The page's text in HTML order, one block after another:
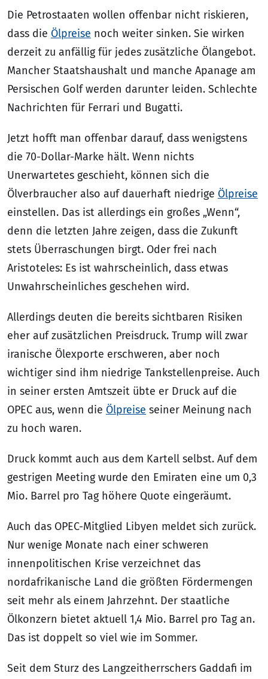
Die Petrostaaten wollen offenbar nicht riskieren,
dass die Ölpreise noch weiter sinken. Sie wirken
derzeit zu anfällig für jedes zusätzliche Ölangebot.
Mancher Staatshaushalt und manche Apanage am
Persischen Golf werden darunter leiden. Schlechte
Nachrichten für Ferrari und Bugatti.
Jetzt hofft man offenbar darauf, dass wenigstens
die 70-Dollar-Marke hält. Wenn nichts
Unerwartetes geschieht, können sich die
Ölverbraucher also auf dauerhaft niedrige Ölpreise
einstellen. Das ist allerdings ein großes „Wenn“,
denn die letzten Jahre zeigen, dass die Zukunft
stets Überraschungen birgt. Oder frei nach
Aristoteles: Es ist wahrscheinlich, dass etwas
Unwahrscheinliches geschehen wird.
Allerdings deuten die bereits sichtbaren Risiken
eher auf zusätzlichen Preisdruck. Trump will zwar
iranische Ölexporte erschweren, aber noch
wichtiger sind ihm niedrige Tankstellenpreise. Auch
in seiner ersten Amtszeit übte er Druck auf die
OPEC aus, wenn die Ölpreise seiner Meinung nach
zu hoch waren.
Druck kommt auch aus dem Kartell selbst. Auf dem
gestrigen Meeting wurde den Emiraten eine um 0,3
Mio. Barrel pro Tag höhere Quote eingeräumt.
Auch das OPEC-Mitglied Libyen meldet sich zurück.
Nur wenige Monate nach einer schweren
innenpolitischen Krise verzeichnet das
nordafrikanische Land die größten Fördermengen
seit mehr als einem Jahrzehnt. Der staatliche
Ölkonzern bietet aktuell 1,4 Mio. Barrel pro Tag an.
Das ist doppelt so viel wie im Sommer.
Seit dem Sturz des Langzeitherrschers Gaddafi im